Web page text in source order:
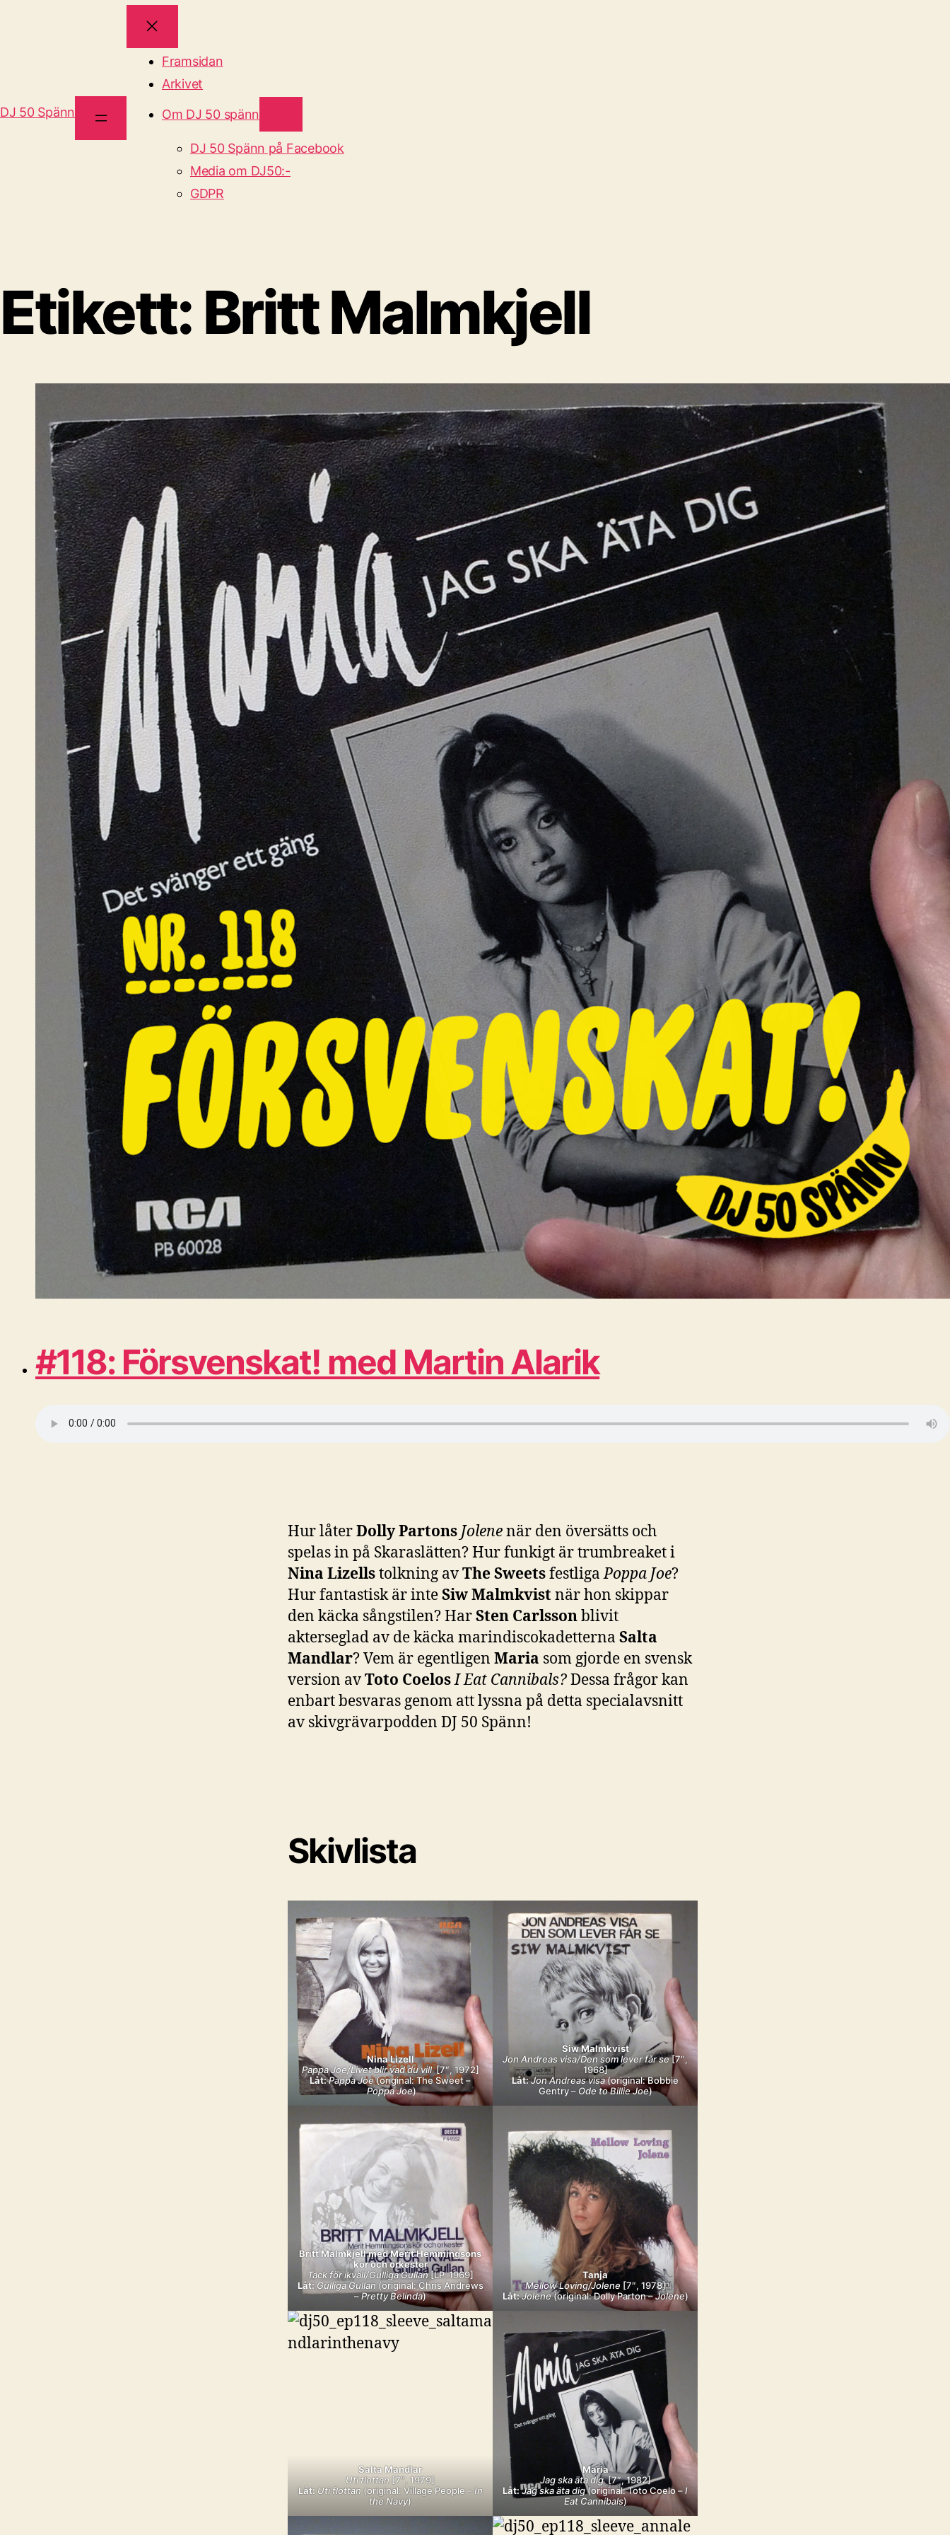
DJ 50 Spänn
Framsidan
Arkivet
Om DJ 50 spänn
DJ 50 Spänn på Facebook
Media om DJ50:-
GDPR
Etikett:Britt Malmkjell
#118: Försvenskat! med Martin Alarik
Hur låterDolly Partons Jolenenär den översätts och
spelas in på Skaraslätten? Hur funkigt är trumbreaket i
Nina Lizellstolkning avThe SweetsfestligaPoppa Joe?
Hur fantastisk är inteSiw Malmkvist när hon skippar
den käcka sångstilen? HarSten Carlssonblivit
akterseglad av de käcka marindiscokadetterna Salta
Mandlar? Vem är egentligen Maria som gjorde en svensk
version avToto CoelosI Eat Cannibals?Dessa frågor kan
enbart besvaras genom att lyssna på detta specialavsnitt
av skivgrävarpodden DJ 50 Spänn!
Skivlista
Nina Lizell
Pappa Joe/Livet blir vad du vill[7″, 1972]
Låt:Pappa Joe(original: The Sweet –
Poppa Joe)
Siw Malmkvist
Jon Andreas visa/Den som lever får se[7″,
1968]
Låt:Jon Andreas visa(original: Bobbie
Gentry – Ode to Billie Joe)
Britt Malmkjell med Merit Hemmingsons
kör och orkester
Tack för ikväll/Gulliga Gullan[LP, 1969]
Låt: Gulliga Gullan(original: Chris Andrews
–Pretty Belinda)
Tanja
Mellow Loving/Jolene [7″, 1978]
Låt:Jolene(original: Dolly Parton –Jolene)
Salta Mandlar
Uti flottan [7″, 1979]
Låt: Uti flottan(original: Village People –In
the Navy)
Maria
Jag ska äta dig[7″, 1982]
Låt: Jag ska äta dig(original: Toto Coelo –I
Eat Cannibals)